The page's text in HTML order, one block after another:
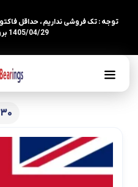
1405/04/29 بروزرسانی شدند.
30